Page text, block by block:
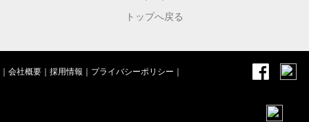
トップへ戻る
会社概要 採用情報 プライバシーポリシー